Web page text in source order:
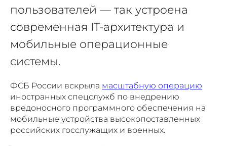
пользователей — так устроена
современная IT-архитектура и
мобильные операционные
системы.
ФСБ России вскрыла масштабную операцию
иностранных спецслужб по внедрению
вредоносного программного обеспечения на
мобильные устройства высокопоставленных
российских госслужащих и военных.